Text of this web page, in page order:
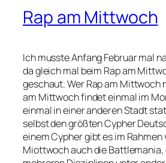
Rap am Mittwoch
Ich musste Anfang Februar mal
da gleich mal beim Rap am
geschaut. Wer Rap am Mittwoch
am Mittwoch findet einmal im
einmal in einer anderen Stadt
selbst den größten Cypher
einem Cypher gibt es im Rahmen
Miottwoch auch die Battlemania,